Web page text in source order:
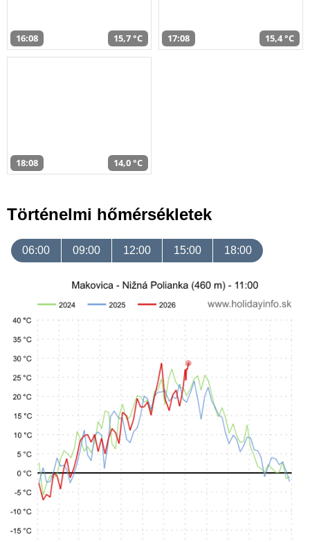
16:08 15,7 °C 17:08 15,4 °C
18:08 14,0 °C
Történelmi hőmérsékletek
06:00 09:00 12:00 15:00 18:00